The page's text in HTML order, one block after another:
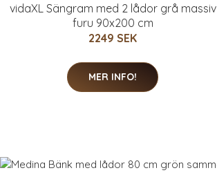
vidaXL Sängram med 2 lådor grå massiv
furu 90x200 cm
2249 SEK
MER INFO!